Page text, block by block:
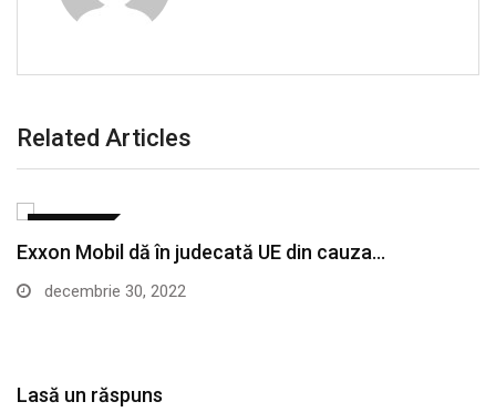
Related Articles
Exxon Mobil dă în judecată UE din cauza…
decembrie 30, 2022
Lasă un răspuns